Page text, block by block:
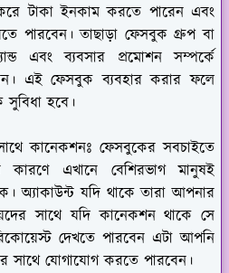
টাকা ইনকাম করতে পারেন এবং
পারবেন। তাছাড়া ফেসবুক গ্রুপ বা
এবং ব্যবসার প্রমোশন সম্পর্কে
এই ফেসবুক ব্যবহার করার ফলে
সুবিধা হবে।
কানেকশনঃ ফেসবুকের সবচাইতে
কারণে এখানে বেশিরভাগ মানুষই
অ্যাকাউন্ট যদি থাকে তারা আপনার
সাথে যদি কানেকশন থাকে সে
দেখতে পারবেন এটা আপনি
যোগাযোগ করতে পারবেন।